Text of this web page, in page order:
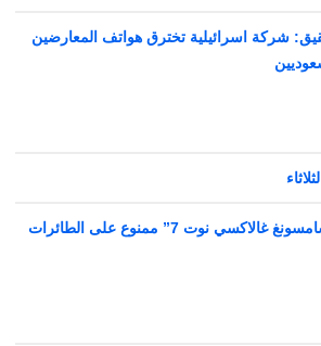
شركة اسرائيلية تخترق هواتف المعارضين
غالاكسي نوت 7” ممنوع على الطائرات